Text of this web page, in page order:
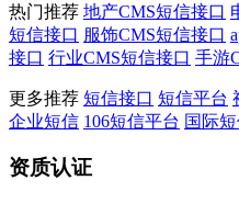
热门推荐 地产CMS短信接口
短信接口 服饰CMS短信接口
接口 行业CMS短信接口 手游
更多推荐 短信接口 短信平台
企业短信 106短信平台 国际
资质认证